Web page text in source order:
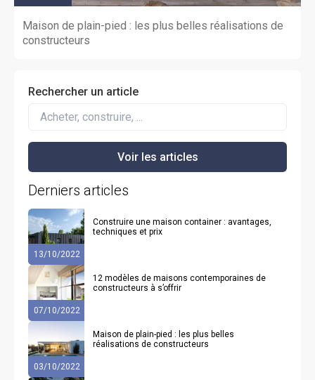
Maison de plain-pied : les plus belles réalisations de
constructeurs
Rechercher un article
Derniers articles
13/10/2022
Construire une maison container : avantages,
techniques et prix
07/10/2022
12 modèles de maisons contemporaines de
constructeurs à s’offrir
03/10/2022
Maison de plain-pied : les plus belles
réalisations de constructeurs